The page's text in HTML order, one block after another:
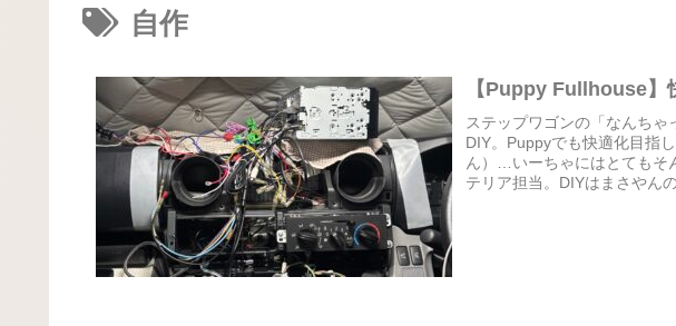
自作
【Puppy Fullhouse】
ステップワゴンの「なんちゃ
DIY。Puppyでも快適化目指
ん）…いーちゃにはとてもそ
テリア担当。DIYはまさやん